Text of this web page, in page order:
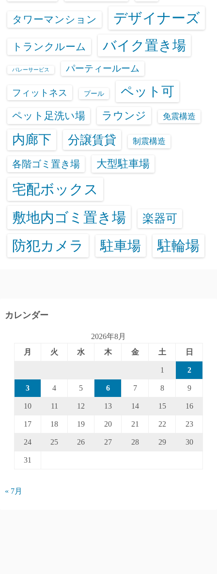
タワーマンション デザイナーズ
トランクルーム バイク置き場
バレーサービス パーティールーム
フィットネス プール ペット可
ペット足洗い場 ラウンジ 免震構造
内廊下 分譲賃貸 制震構造
各階ゴミ置き場 大型駐車場
宅配ボックス
敷地内ゴミ置き場
楽器可
防犯カメラ 駐車場 駐輪場
カレンダー
2026年8月
月
火 水 木 金 土 日
1 2
3 4 5 6 7 8 9
10 11 12 13 14 15 16
17 18 19 20 21 22 23
24 25 26 27 28 29 30
31
« 7月